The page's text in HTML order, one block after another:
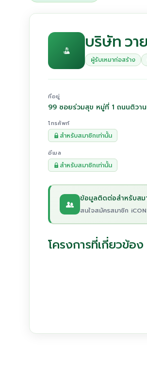
บริษัท วา
ผู้รับเหมาก่อสร้าง
ที่อยู่
99 ซอยร่วมสุข หมู่ที่ 1 ถนนติวา
โทรศัพท์
สำหรับสมาชิกเท่านั้น
อีเมล
สำหรับสมาชิกเท่านั้น
ข้อมูลติดต่อสำหรับสม
สนใจสมัครสมาชิก
โครงการที่เกี่ยวข้อง